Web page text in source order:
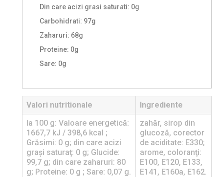
Din care acizi grasi saturati: 0g
Carbohidrati: 97g
Zaharuri: 68g
Proteine: 0g
Sare: 0g
Valori nutritionale
Ingrediente
la 100 g: Valoare energetică:
1667,7 kJ / 398,6 kcal ;
Grăsimi: 0 g; din care acizi
graşi saturaţ: 0 g; Glucide:
99,7 g; din care zaharuri: 80
g; Proteine: 0 g ; Sare: 0,07 g.
zahăr, sirop din
glucoză, corector
de aciditate: E330;
arome, coloranţi:
E100, E120, E133,
E141, E160a, E162.